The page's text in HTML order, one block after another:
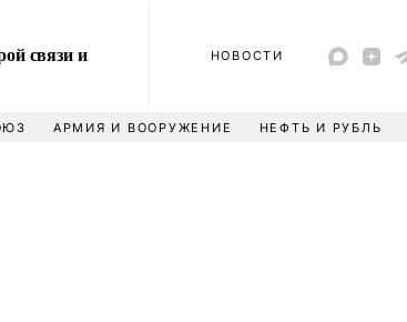
связи и
НОВОСТИ
АРМИЯ И ВООРУЖЕНИЕ НЕФТЬ И РУБЛЬ